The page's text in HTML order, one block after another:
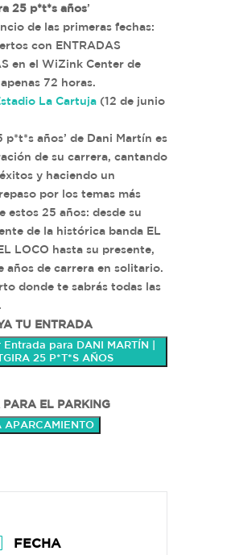
25 p*t*s años’
de las primeras fechas:
con ENTRADAS
en el WiZink Center de
72 horas.
La Cartuja (12 de junio
p*t*s años’ de Dani Martín es
de su carrera, cantando
y haciendo un
por los temas más
estos 25 años: desde su
de la histórica banda EL
LOCO hasta su presente,
años de carrera en solitario.
donde te sabrás todas las
TU ENTRADA
para DANI MARTÍN |
25 P*T*S AÑOS
EL PARKING
APARCAMIENTO
FECHA